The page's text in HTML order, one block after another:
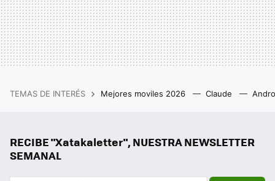
TEMAS DE INTERÉS Mejores moviles 2026 Claude
RECIBE "Xatakaletter", NUESTRA NEWSLETTER
SEMANAL